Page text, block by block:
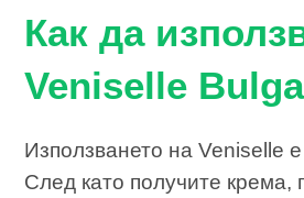
Как да
Veniselle
Използването на Veniselle
След като получите крема,